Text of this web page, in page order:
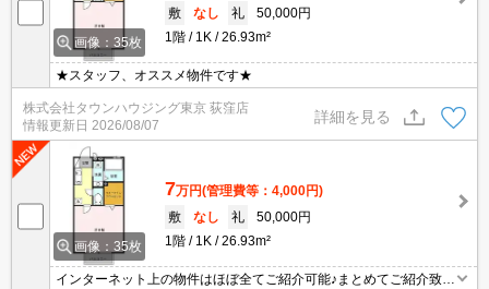
画像：35枚
敷
なし 礼
50,000円
1階
1K 26.93m²
★スタッフ、オススメ物件です★
株式会社タウンハウジング東京 荻窪店
情報更新日 2026/08/07
詳細を見る
画像：35枚
7万円(管理費等：4,000円)
敷
なし 礼
50,000円
1階
1K 26.93m²
インターネット上の物件はほぼ全てご紹介可能♪まとめてご紹介致し